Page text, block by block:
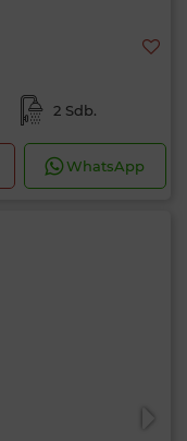
2 Sdb.
WhatsApp